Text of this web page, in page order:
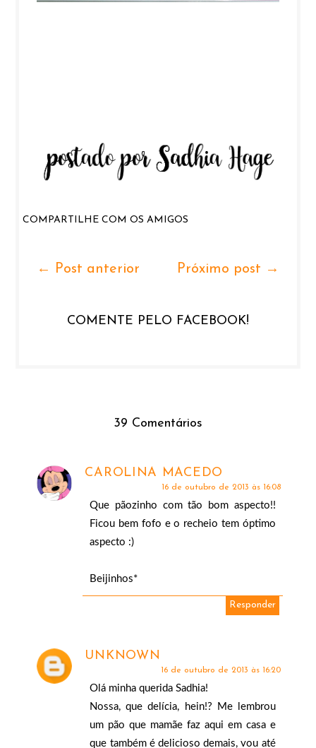
COMPARTILHE COM OS AMIGOS
Próximo post →
← Post anterior
COMENTE PELO FACEBOOK!
39 Comentários
CAROLINA MACEDO
16 de outubro de 2013 às 16:08
Que pãozinho com tão bom aspecto!!
Ficou bem fofo e o recheio tem óptimo
aspecto :)
Beijinhos*
Responder
UNKNOWN
16 de outubro de 2013 às 16:20
Olá minha querida Sadhia!
Nossa, que delícia, hein!? Me lembrou
um pão que mamãe faz aqui em casa e
que também é delicioso demais, vou até